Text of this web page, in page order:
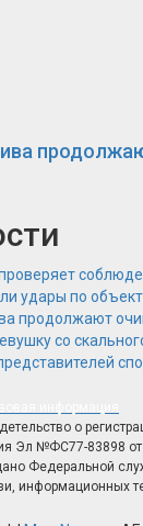
удары по
продолжают
со
о
Эл №ФС77-83898 от
Федеральной
информационных